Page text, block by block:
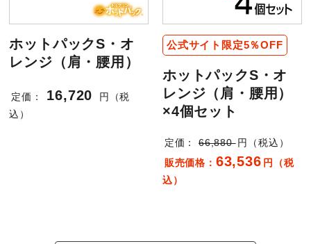
ホットパックS・オ
レンジ（肩・腰用）
定価： 16,720
円（税
込）
公式サイト限定5％OFF
ホットパックS・オ
レンジ（肩・腰用）
×4個セット
定価： 66,880 円（税込）
販売価格： 63,536 円（税
込）